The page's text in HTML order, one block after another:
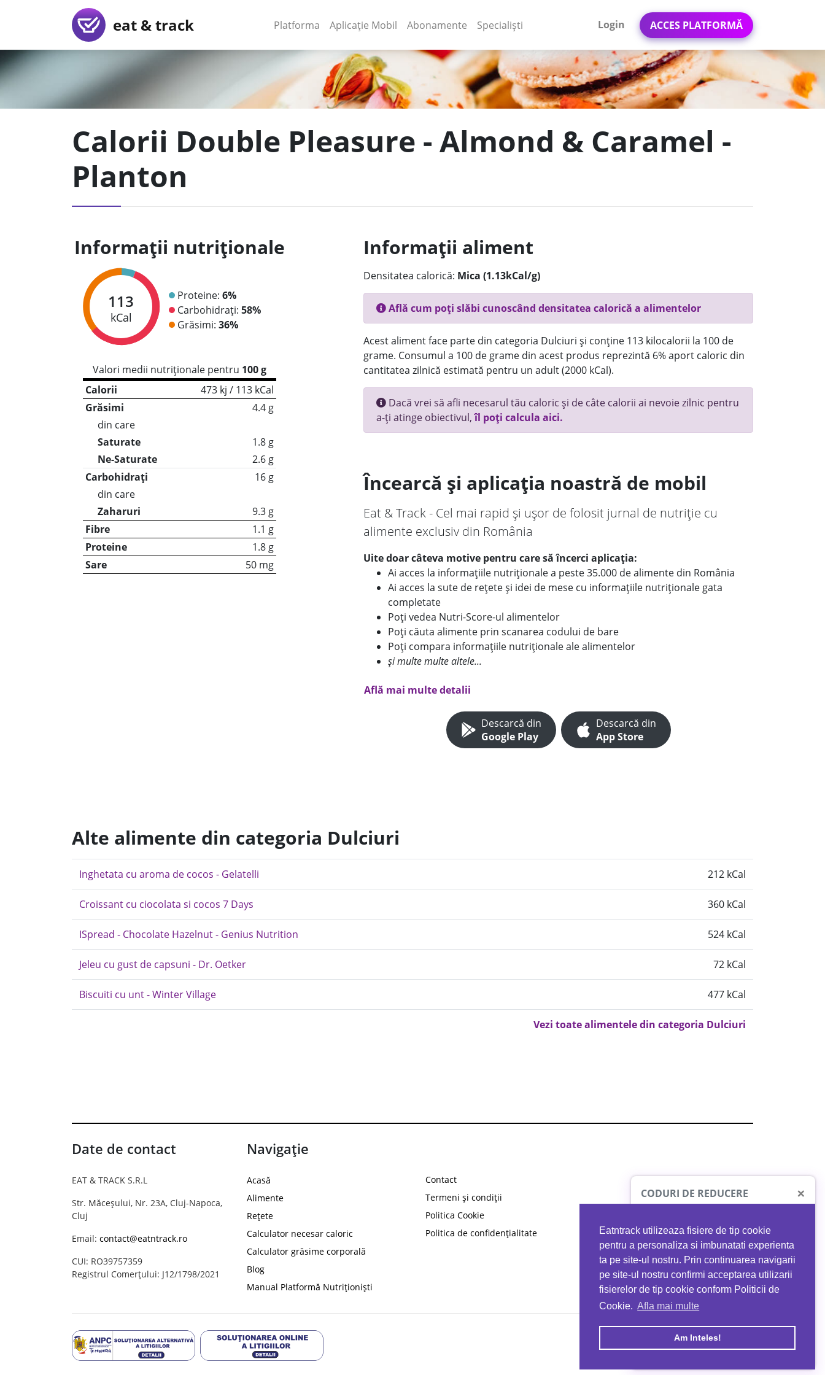
Eatntrack utilizeaza fisiere de tip cookie
pentru a personaliza si imbunatati experienta
ta pe site-ul nostru. Prin continuarea navigarii
pe site-ul nostru confirmi acceptarea utilizarii
fisierelor de tip cookie conform Politicii de
Cookie. Afla mai multe
Am Inteles!
eat & track Platforma (current)
Aplicație Mobil (current)
Abonamente Specialiști Login ACCES PLATFORMĂ
Calorii Double Pleasure - Almond & Caramel -
Planton
Informații nutriționale
113
kCal
Proteine: 6%
Carbohidrați: 58%
Grăsimi: 36%
Valori medii nutriționale pentru 100 g
Calorii
473 kj / 113 kCal
Grăsimi
4.4 g
din care
Saturate
1.8 g
Ne-Saturate
2.6 g
Carbohidrați
16 g
din care
Zaharuri
9.3 g
Fibre
1.1 g
Proteine
1.8 g
Sare
50 mg
Informații aliment
Densitatea calorică: Mica (1.13kCal/g)
Află cum poți slăbi cunoscând densitatea calorică a alimentelor
Acest aliment face parte din categoria Dulciuri și conține 113 kilocalorii la 100 de
grame. Consumul a 100 de grame din acest produs reprezintă 6% aport caloric din
cantitatea zilnică estimată pentru un adult (2000 kCal).
Dacă vrei să afli necesarul tău caloric și de câte calorii ai nevoie zilnic pentru
a-ți atinge obiectivul,îl poți calcula aici.
Încearcă și aplicația noastră de mobil
Eat & Track - Cel mai rapid și ușor de folosit jurnal de nutriție cu
alimente exclusiv din România
Uite doar câteva motive pentru care să încerci aplicația:
Ai acces la informațiile nutriționale a peste 35.000 de alimente din România
Ai acces la sute de rețete și idei de mese cu informațiile nutriționale gata
completate
Poți vedea Nutri-Score-ul alimentelor
Poți căuta alimente prin scanarea codului de bare
Poți compara informațiile nutriționale ale alimentelor
și multe multe altele...
Află mai multe detalii
Descarcă din
Google Play
Descarcă din
App Store
Alte alimente din categoria Dulciuri
Inghetata cu aroma de cocos - Gelatelli 212 kCal
Croissant cu ciocolata si cocos 7 Days 360 kCal
ISpread - Chocolate Hazelnut - Genius Nutrition 524 kCal
Jeleu cu gust de capsuni - Dr. Oetker 72 kCal
Biscuiti cu unt - Winter Village 477 kCal
Vezi toate alimentele din categoria Dulciuri
Date de contact
EAT & TRACK S.R.L
Str. Măceșului, Nr. 23A, Cluj-Napoca,
Cluj
Email: contact@eatntrack.ro
CUI: RO39757359
Registrul Comerțului: J12/1798/2021
Navigație
Acasă
Alimente
Rețete
Calculator necesar caloric
Calculator grăsime corporală
Blog
Manual Platformă Nutriționiști
Contact
Termeni și condiții
Politica Cookie
Politica de confidențialitate
CODURI DE REDUCERE ×
PROTO41
reducere la orice comandă
EATNTRACK
MYPROTEIN
Ai40%reducere la orice comandă
folosind codul EATTRACK